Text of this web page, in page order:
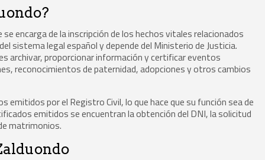
encarga de la inscripción de los hechos vitales relacionados
sistema legal español y depende del Ministerio de Justicia.
archivar, proporcionar información y certificar eventos
reconocimientos de paternidad, adopciones y otros cambios
por el Registro Civil, lo que hace que su función sea de
emitidos se encuentran la obtención del DNI, la solicitud
matrimonios.